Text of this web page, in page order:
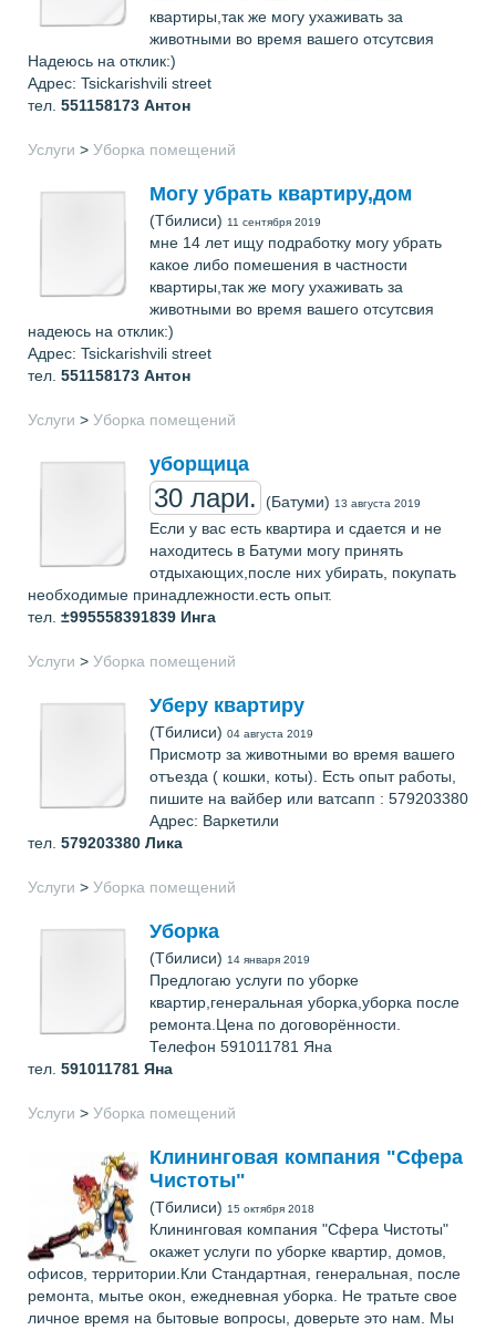
квартиры,так же могу ухаживать за
животными во время вашего отсутсвия
Надеюсь на отклик:)
Адрес: Tsickarishvili street
тел. 551158173 Антон
Услуги > Уборка помещений
Могу убрать квартиру,дом
(Тбилиси) 11 сентября 2019
мне 14 лет ищу подработку могу убрать
какое либо помешения в частности
квартиры,так же могу ухаживать за
животными во время вашего отсутсвия
надеюсь на отклик:)
Адрес: Tsickarishvili street
тел. 551158173 Антон
Услуги > Уборка помещений
уборщица
30 лари. (Батуми) 13 августа 2019
Если у вас есть квартира и сдается и не
находитесь в Батуми могу принять
отдыхающих,после них убирать, покупать
необходимые принадлежности.есть опыт.
тел. ±995558391839 Инга
Услуги > Уборка помещений
Уберу квартиру
(Тбилиси) 04 августа 2019
Присмотр за животными во время вашего
отъезда ( кошки, коты). Есть опыт работы,
пишите на вайбер или ватсапп : 579203380
Адрес: Варкетили
тел. 579203380 Лика
Услуги > Уборка помещений
Уборка
(Тбилиси) 14 января 2019
Предлогаю услуги по уборке
квартир,генеральная уборка,уборка после
ремонта.Цена по договорённости.
Телефон 591011781 Яна
тел. 591011781 Яна
Услуги > Уборка помещений
Клининговая компания "Сфера
Чистоты"
(Тбилиси) 15 октября 2018
Клининговая компания "Сфера Чистоты"
окажет услуги по уборке квартир, домов,
офисов, территории.Кли Стандартная, генеральная, после
ремонта, мытье окон, ежедневная уборка. Не тратьте свое
личное время на бытовые вопросы, доверьте это нам. Мы